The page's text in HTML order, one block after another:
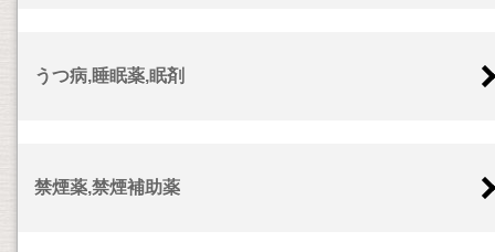
うつ病,睡眠薬,眠剤
禁煙薬,禁煙補助薬